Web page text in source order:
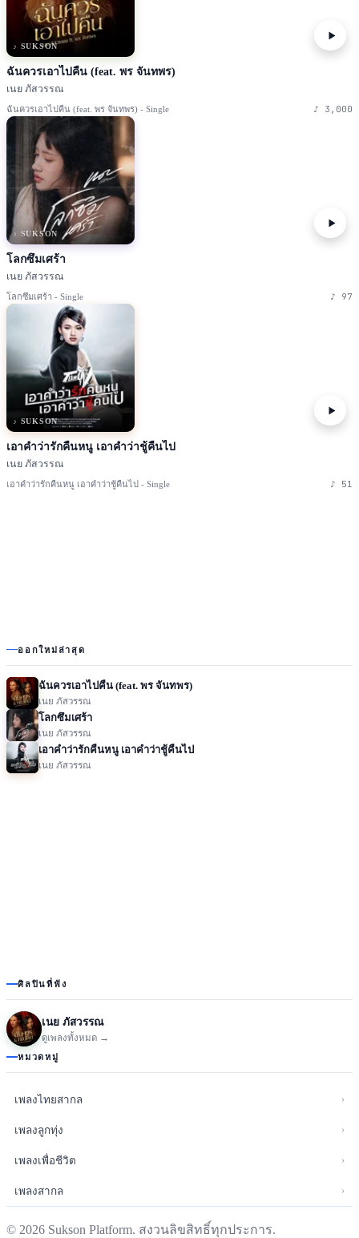
♪ SUKSON
ฉันควรเอาไปคืน (feat. พร จันทพร)
เนย ภัสวรรณ
ฉันควรเอาไปคืน (feat. พร จันทพร) - Single ♪ 3,000
♪ SUKSON
โลกซึมเศร้า
เนย ภัสวรรณ
โลกซึมเศร้า - Single ♪ 97
♪ SUKSON
เอาคำว่ารักคืนหนู เอาคำว่าชู้คืนไป
เนย ภัสวรรณ
เอาคำว่ารักคืนหนู เอาคำว่าชู้คืนไป - Single ♪ 51
ออกใหม่ล่าสุด
ฉันควรเอาไปคืน (feat. พร จันทพร)
เนย ภัสวรรณ
โลกซึมเศร้า
เนย ภัสวรรณ
เอาคำว่ารักคืนหนู เอาคำว่าชู้คืนไป
เนย ภัสวรรณ
ศิลปินที่ฟัง
เนย ภัสวรรณ
ดูเพลงทั้งหมด →
หมวดหมู่
เพลงไทยสากล ›
เพลงลูกทุ่ง ›
เพลงเพื่อชีวิต ›
เพลงสากล ›
© 2026 Sukson Platform. สงวนลิขสิทธิ์ทุกประการ.